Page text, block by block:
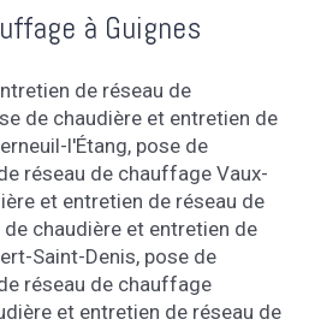
à Guignes
de réseau de
de chaudière et entretien de
l'Étang, pose de
réseau de chauffage Vaux-
et entretien de réseau de
de chaudière et entretien de
Saint-Denis, pose de
réseau de chauffage
et entretien de réseau de